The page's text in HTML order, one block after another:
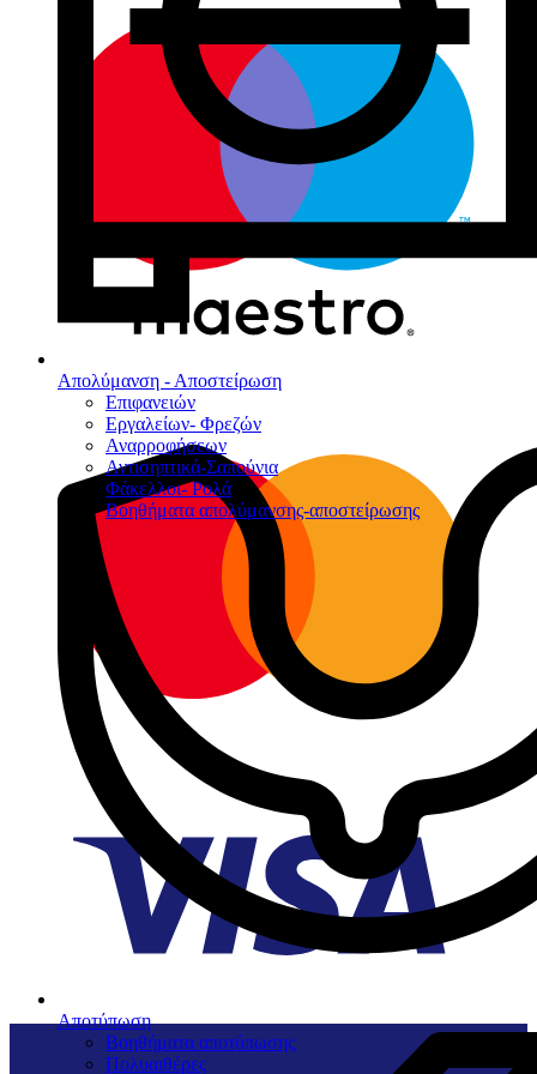
Απολύμανση - Αποστείρωση
Επιφανειών
Εργαλείων- Φρεζών
Αναρροφήσεων
Αντισηπτικά-Σαπούνια
Φάκελλοι- Ρολά
Βοηθήματα απολύμανσης-αποστείρωσης
Αποτύπωση
Βοηθήματα αποτύπωσης
Πολυαιθέρες